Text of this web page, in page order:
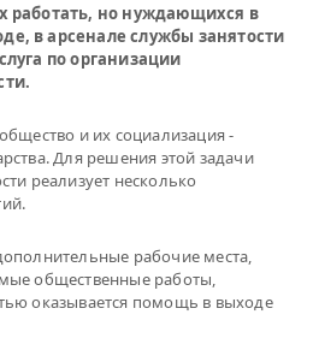
работать, но нуждающихся в
в арсенале службы занятости
по организации
и их социализация -
Для решения этой задачи
реализует несколько
рабочие места,
общественные работы,
оказывается помощь в выходе